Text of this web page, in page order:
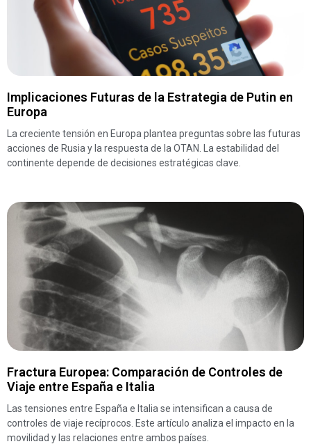
Implicaciones Futuras de la Estrategia de Putin en
Europa
La creciente tensión en Europa plantea preguntas sobre las futuras
acciones de Rusia y la respuesta de la OTAN. La estabilidad del
continente depende de decisiones estratégicas clave.
Fractura Europea: Comparación de Controles de
Viaje entre España e Italia
Las tensiones entre España e Italia se intensifican a causa de
controles de viaje recíprocos. Este artículo analiza el impacto en la
movilidad y las relaciones entre ambos países.